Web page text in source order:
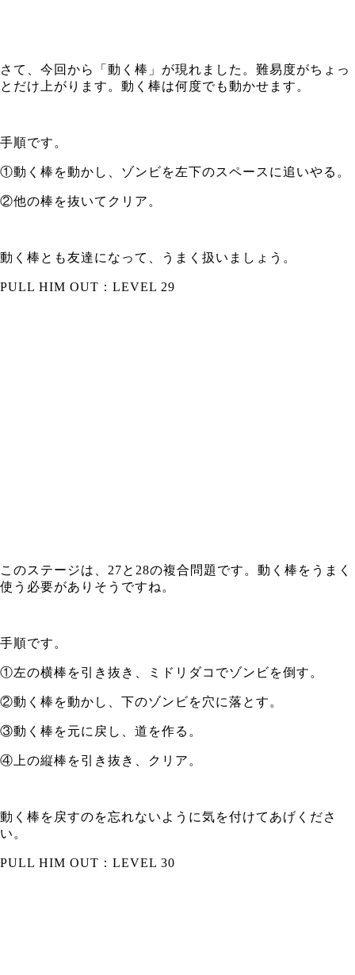
さて、今回から「動く棒」が現れました。難易度がちょっ
とだけ上がります。動く棒は何度でも動かせます。
手順です。
①動く棒を動かし、ゾンビを左下のスペースに追いやる。
②他の棒を抜いてクリア。
動く棒とも友達になって、うまく扱いましょう。
PULL HIM OUT：LEVEL 29
このステージは、27と28の複合問題です。動く棒をうまく
使う必要がありそうですね。
手順です。
①左の横棒を引き抜き、ミドリダコでゾンビを倒す。
②動く棒を動かし、下のゾンビを穴に落とす。
③動く棒を元に戻し、道を作る。
④上の縦棒を引き抜き、クリア。
動く棒を戻すのを忘れないように気を付けてあげくださ
い。
PULL HIM OUT：LEVEL 30